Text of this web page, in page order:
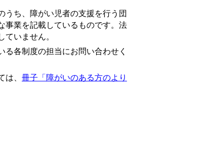
ち、障がい児者の支援を行う団
事業を記載しているものです。法
いません。
各制度の担当にお問い合わせく
、 冊子「障がいのある方のより